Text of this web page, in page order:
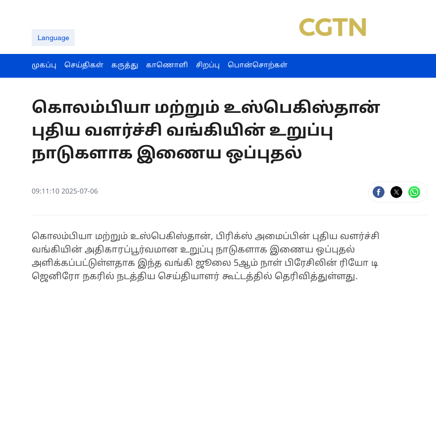
Language
முகப்பு செய்திகள் கருத்து காணொளி சிறப்பு பொன்சொற்கள்
கொலம்பியா மற்றும் உஸ்பெகிஸ்தான்
புதிய வளர்ச்சி வங்கியின் உறுப்பு
நாடுகளாக இணைய ஒப்புதல்
09:11:10 2025-07-06
கொலம்பியா மற்றும் உஸ்பெகிஸ்தான், பிரிக்ஸ் அமைப்பின் புதிய வளர்ச்சி
வங்கியின் அதிகாரப்பூர்வமான உறுப்பு நாடுகளாக இணைய ஒப்புதல்
அளிக்கப்பட்டுள்ளதாக இந்த வங்கி ஜூலை 5ஆம் நாள் பிரேசிலின் ரியோ டி
ஜெனிரோ நகரில் நடத்திய செய்தியாளர் கூட்டத்தில் தெரிவித்துள்ளது.